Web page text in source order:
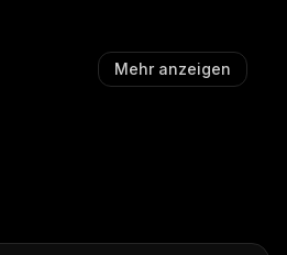
Mehr anzeigen